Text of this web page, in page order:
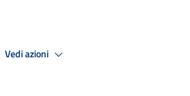
Vedi azioni